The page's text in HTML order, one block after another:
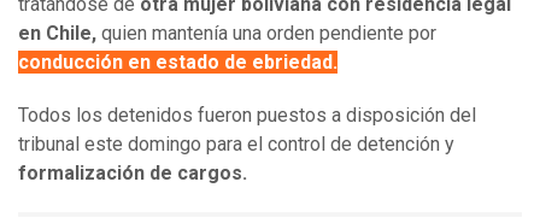
tratándose de otra mujer boliviana con residencia legal
en Chile, quien mantenía una orden pendiente por
conducción en estado de ebriedad.
Todos los detenidos fueron puestos a disposición del
tribunal este domingo para el control de detención y
formalización de cargos.